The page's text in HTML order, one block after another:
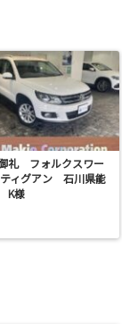
礼 フォルクスワー
ィグアン 石川県能
K様